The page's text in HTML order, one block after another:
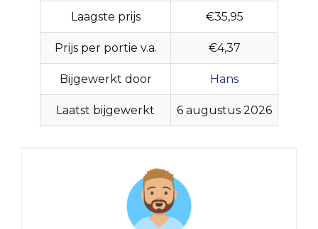
Laagste prijs €35,95
Prijs per portie v.a. €4,37
Bijgewerkt door Hans
Laatst bijgewerkt 6 augustus 2026